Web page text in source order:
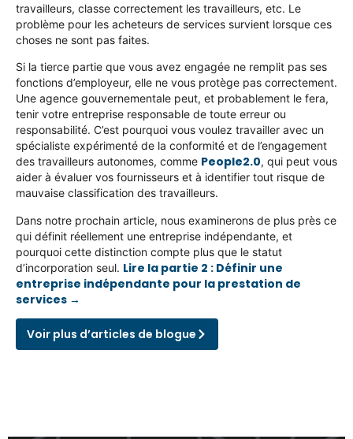
travailleurs, classe correctement les travailleurs, etc. Le
problème pour les acheteurs de services survient lorsque ces
choses ne sont pas faites.
Si la tierce partie que vous avez engagée ne remplit pas ses
fonctions d’employeur, elle ne vous protège pas correctement.
Une agence gouvernementale peut, et probablement le fera,
tenir votre entreprise responsable de toute erreur ou
responsabilité. C’est pourquoi vous voulez travailler avec un
spécialiste expérimenté de la conformité et de l’engagement
des travailleurs autonomes, comme People2.0, qui peut vous
aider à évaluer vos fournisseurs et à identifier tout risque de
mauvaise classification des travailleurs.
Dans notre prochain article, nous examinerons de plus près ce
qui définit réellement une entreprise indépendante, et
pourquoi cette distinction compte plus que le statut
d’incorporation seul. Lire la partie 2 : Définir une
entreprise indépendante pour la prestation de
services →
Voir plus d’articles de blogue